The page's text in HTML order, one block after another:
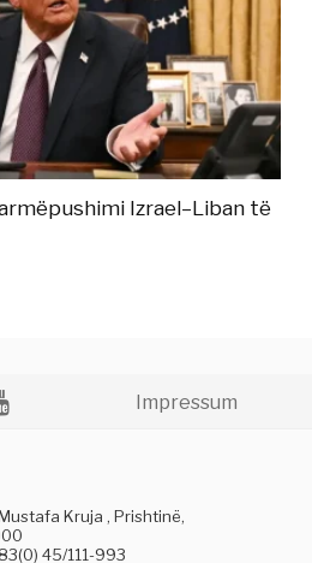
Izrael–Liban të
Impressum
Kruja , Prishtinë,
45/111-993